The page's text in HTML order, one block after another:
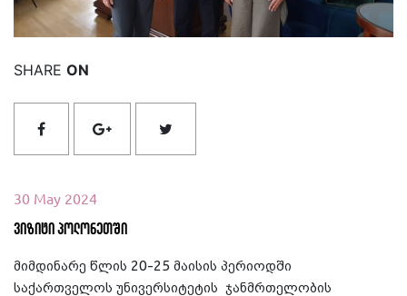
SHARE ON
30 May 2024
ვიზიტი პოლონეთში
მიმდინარე წლის 20-25 მაისის პერიოდში
საქართველოს უნივერსიტეტის ჯანმრთელობის